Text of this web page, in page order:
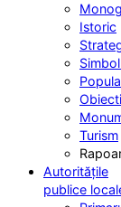
Istoric
Turism
Autoritățile
publice